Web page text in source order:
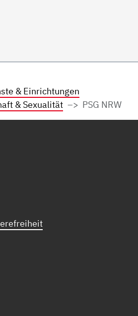
& Einrichtungen
& Sexualität
PSG NRW